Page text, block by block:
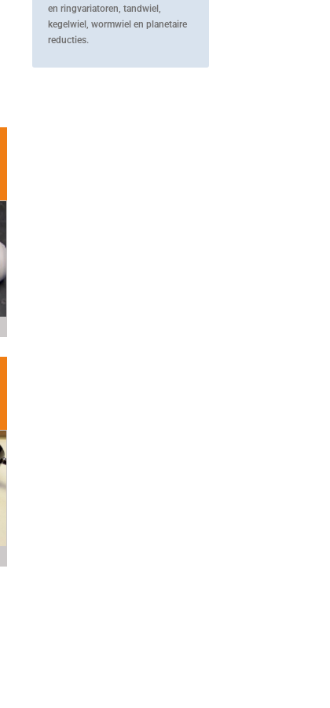
en ringvariatoren, tandwiel,
kegelwiel, wormwiel en planetaire
reducties.